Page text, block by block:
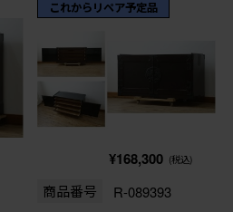
これからリペア予定品
¥168,300 (税込)
商品番号 R-089393